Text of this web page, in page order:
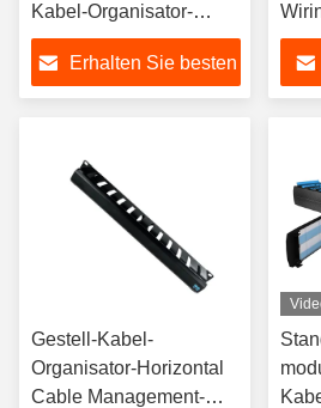
Kabel-Organisator-
Cable Managements
110mmErhalten Sie besten
Gestell-Kabel-
Organisator-Horizontal
Cable Management-